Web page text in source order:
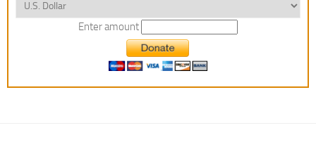
Enter amount